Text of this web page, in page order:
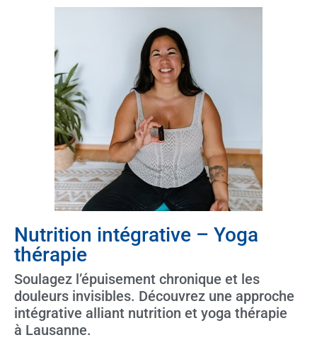
Nutrition intégrative – Yoga
thérapie
Soulagez l’épuisement chronique et les
douleurs invisibles. Découvrez une approche
intégrative alliant nutrition et yoga thérapie
à Lausanne.